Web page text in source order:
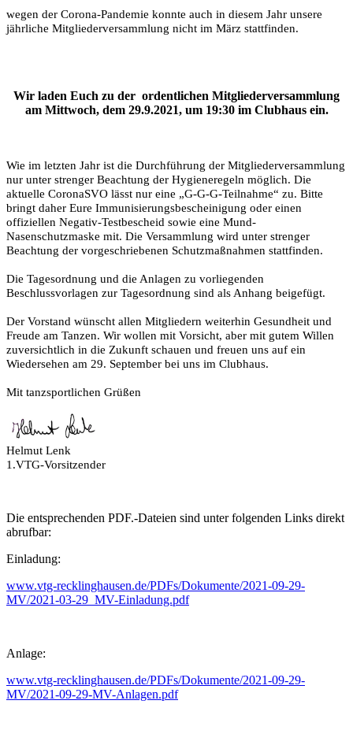
wegen der Corona-Pandemie konnte auch in diesem Jahr unsere
jährliche Mitgliederversammlung nicht im März stattfinden.
Wir laden Euch zu der ordentlichen Mitgliederversammlung
am Mittwoch, dem 29.9.2021, um 19:30 im Clubhaus ein.
Wie im letzten Jahr ist die Durchführung der Mitgliederversammlung
nur unter strenger Beachtung der Hygieneregeln möglich. Die
aktuelle CoronaSVO lässt nur eine „G-G-G-Teilnahme“ zu. Bitte
bringt daher Eure Immunisierungsbescheinigung oder einen
offiziellen Negativ-Testbescheid sowie eine Mund-
Nasenschutzmaske mit. Die Versammlung wird unter strenger
Beachtung der vorgeschriebenen Schutzmaßnahmen stattfinden.
Die Tagesordnung und die Anlagen zu vorliegenden
Beschlussvorlagen zur Tagesordnung sind als Anhang beigefügt.
Der Vorstand wünscht allen Mitgliedern weiterhin Gesundheit und
Freude am Tanzen. Wir wollen mit Vorsicht, aber mit gutem Willen
zuversichtlich in die Zukunft schauen und freuen uns auf ein
Wiedersehen am 29. September bei uns im Clubhaus.
Mit tanzsportlichen Grüßen
Helmut Lenk
1.VTG-Vorsitzender
Die entsprechenden PDF.-Dateien sind unter folgenden Links direkt
abrufbar:
Einladung:
www.vtg-recklinghausen.de/PDFs/Dokumente/2021-09-29-
MV/2021-03-29_MV-Einladung.pdf
Anlage:
www.vtg-recklinghausen.de/PDFs/Dokumente/2021-09-29-
MV/2021-09-29-MV-Anlagen.pdf